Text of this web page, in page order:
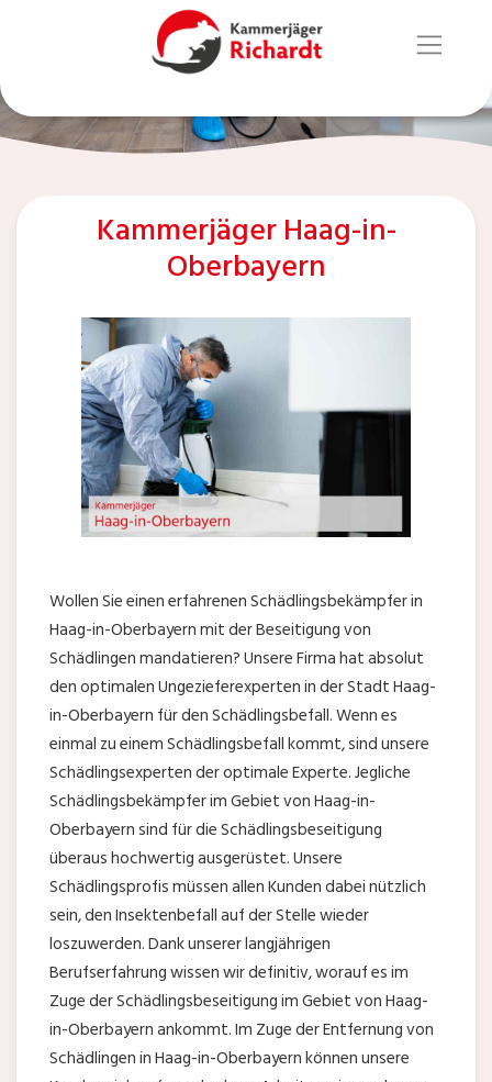
Kammerjäger Haag-in-
Oberbayern
Wollen Sie einen erfahrenen Schädlingsbekämpfer in
Haag-in-Oberbayern mit der Beseitigung von
Schädlingen mandatieren? Unsere Firma hat absolut
den optimalen Ungezieferexperten in der Stadt Haag-
in-Oberbayern für den Schädlingsbefall. Wenn es
einmal zu einem Schädlingsbefall kommt, sind unsere
Schädlingsexperten der optimale Experte. Jegliche
Schädlingsbekämpfer im Gebiet von Haag-in-
Oberbayern sind für die Schädlingsbeseitigung
überaus hochwertig ausgerüstet. Unsere
Schädlingsprofis müssen allen Kunden dabei nützlich
sein, den Insektenbefall auf der Stelle wieder
loszuwerden. Dank unserer langjährigen
Berufserfahrung wissen wir definitiv, worauf es im
Zuge der Schädlingsbeseitigung im Gebiet von Haag-
in-Oberbayern ankommt. Im Zuge der Entfernung von
Schädlingen in Haag-in-Oberbayern können unsere